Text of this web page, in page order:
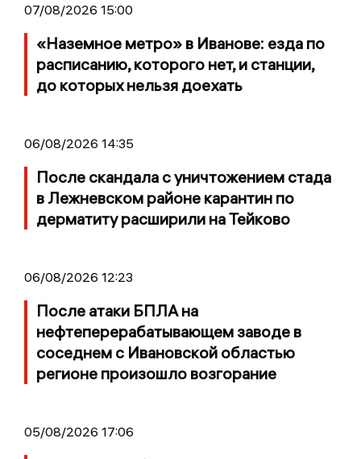
07/08/2026 15:00
«Наземное метро» в Иванове: езда по
расписанию, которого нет, и станции,
до которых нельзя доехать
06/08/2026 14:35
После скандала с уничтожением стада
в Лежневском районе карантин по
дерматиту расширили на Тейково
06/08/2026 12:23
После атаки БПЛА на
нефтеперерабатывающем заводе в
соседнем с Ивановской областью
регионе произошло возгорание
05/08/2026 17:06